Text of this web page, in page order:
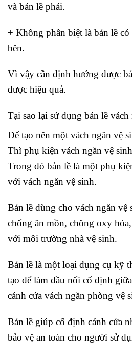
và bản lề phải.
+ Không phân biệt là bản lề có
bên.
Vì vậy cần định hướng được
được hiệu quả.
Tại sao lại sử dụng bản lề vách
Để tạo nên một vách ngăn vệ
Thì phụ kiện vách ngăn vệ
Trong đó bản lề là một phụ
với vách ngăn vệ sinh.
Bản lề dùng cho vách ngăn vệ
chống ăn mồn, chông oxy
với môi trường nhà vệ sinh.
Bản lề là một loại dụng cụ kỹ
tạo để làm đầu nối cố định
cánh cửa vách ngăn phòng vệ
Bản lề giúp cố định cánh cửa
bảo vệ an toàn cho người sử